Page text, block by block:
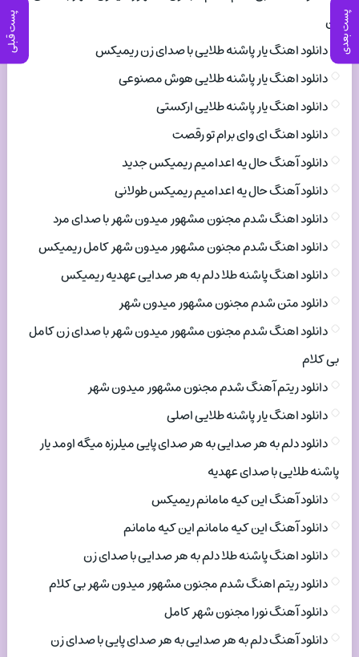
پست بعدی پست قبلی
زن
دانلود اهنگ یار پاشنه طلایی با صدای زن ریمیکس
دانلود اهنگ یار پاشنه طلایی هوش مصنوعی
دانلود اهنگ یار پاشنه طلایی ارکستی
دانلود اهنگ ای وای برام تو رقصت
دانلود آهنگ حال یه اعدامیم ریمیکس جدید
دانلود آهنگ حال یه اعدامیم ریمیکس طولانی
دانلود اهنگ شدم مجنون مشهور میدون شهر با صدای مرد
دانلود اهنگ شدم مجنون مشهور میدون شهر کامل ریمیکس
دانلود اهنگ پاشنه طلا دلم به هر صدایی عهدیه ریمیکس
دانلود متن شدم مجنون مشهور میدون شهر
دانلود اهنگ شدم مجنون مشهور میدون شهر با صدای زن کامل
بی کلام
دانلود ریتم آهنگ شدم مجنون مشهور میدون شهر
دانلود اهنگ یار پاشنه طلایی اصلی
دانلود دلم به هر صدایی به هر صدای پایی میلرزه میگه اومد یار
پاشنه طلایی با صدای عهدیه
دانلود آهنگ این کیه مامانم ریمیکس
دانلود آهنگ این کیه مامانم این کیه مامانم
دانلود اهنگ پاشنه طلا دلم به هر صدایی با صدای زن
دانلود ریتم اهنگ شدم مجنون مشهور میدون شهر بی کلام
دانلود آهنگ نورا مجنون شهر کامل
دانلود آهنگ دلم به هر صدایی به هر صدای پایی با صدای زن